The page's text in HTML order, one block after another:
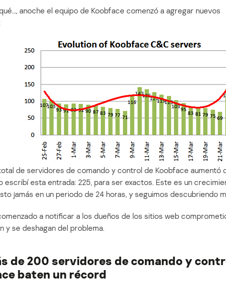
anoche el equipo de Koobface comenzó a agregar nuevos
de servidores de comando y control de Koobface aumentó
escribí esta entrada: 225, para ser exactos. Este es un
jamás en un periodo de 24 horas, y seguimos descubriendo
a notificar a los dueños de los sitios web
y se deshagan del problema.
de 200 servidores de comando y
baten un récord